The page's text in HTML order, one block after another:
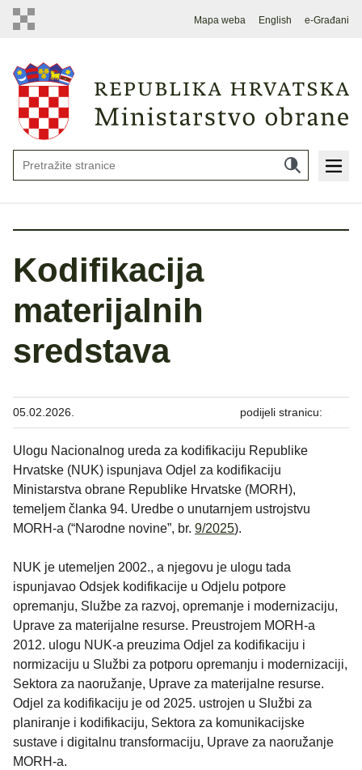
Mapa weba English e-Građani
Kodifikacija
materijalnih
sredstava
05.02.2026. podijeli stranicu:
Ulogu Nacionalnog ureda za kodifikaciju Republike
Hrvatske (NUK) ispunjava Odjel za kodifikaciju
Ministarstva obrane Republike Hrvatske (MORH),
temeljem članka 94. Uredbe o unutarnjem ustrojstvu
MORH-a (“Narodne novine”, br. 9/2025).
NUK je utemeljen 2002., a njegovu je ulogu tada
ispunjavao Odsjek kodifikacije u Odjelu potpore
opremanju, Službe za razvoj, opremanje i modernizaciju,
Uprave za materijalne resurse. Preustrojem MORH-a
2012. ulogu NUK-a preuzima Odjel za kodifikaciju i
normizaciju u Službi za potporu opremanju i modernizaciji,
Sektora za naoružanje, Uprave za materijalne resurse.
Odjel za kodifikaciju je od 2025. ustrojen u Službi za
planiranje i kodifikaciju, Sektora za komunikacijske
sustave i digitalnu transformaciju, Uprave za naoružanje
MORH-a.